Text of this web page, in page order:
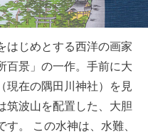
はじめとする西洋の画家
百景」の一作。手前に大
現在の隅田川神社）を見
筑波山を配置した、大胆
。 この水神は、水難、